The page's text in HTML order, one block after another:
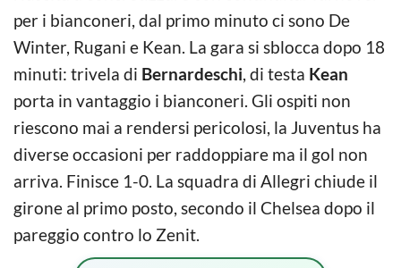
per i bianconeri, dal primo minuto ci sono De
Winter, Rugani e Kean. La gara si sblocca dopo 18
minuti: trivela di Bernardeschi, di testa Kean
porta in vantaggio i bianconeri. Gli ospiti non
riescono mai a rendersi pericolosi, la Juventus ha
diverse occasioni per raddoppiare ma il gol non
arriva. Finisce 1-0. La squadra di Allegri chiude il
girone al primo posto, secondo il Chelsea dopo il
pareggio contro lo Zenit.